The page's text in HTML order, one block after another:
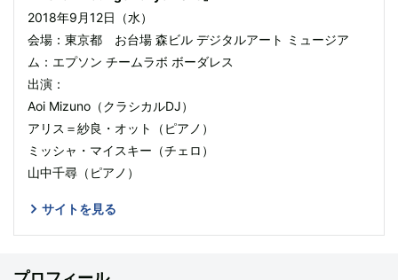
2018年9月12日（水）
会場：東京都 お台場 森ビル デジタルアート ミュージア
ム：エプソン チームラボ ボーダレス
出演：
Aoi Mizuno（クラシカルDJ）
アリス＝紗良・オット（ピアノ）
ミッシャ・マイスキー（チェロ）
山中千尋（ピアノ）
サイトを見る